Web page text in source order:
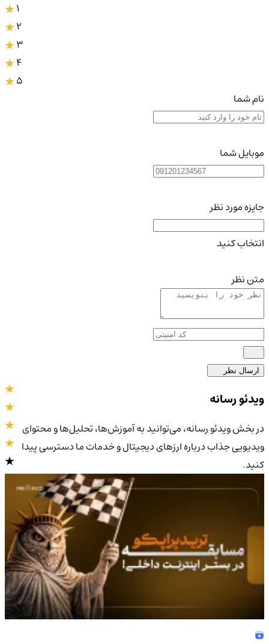
3
4
5
نام شما
موبایل شما
جایزه مورد نظر
انتخاب کنید
متن نظر
ارسال نظر
4.9/5
ویدئو رسانه
در بخش ویدئو رسانه، می‌توانید به آموزش‌ها، تحلیل‌ها و محتوای
ویدیویی جذاب درباره ارزهای دیجیتال و خدمات ما دسترسی پیدا
کنید.